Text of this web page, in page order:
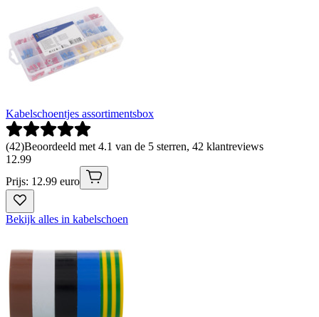
Kabelschoentjes assortimentsbox
(42)Beoordeeld met 4.1 van de 5 sterren, 42 klantreviews
12.99
Prijs: 12.99 euro
Bekijk alles in kabelschoen